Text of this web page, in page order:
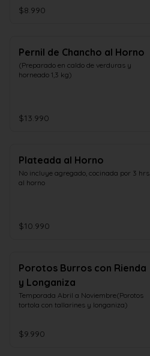
$8.990
Pernil de Chancho al Horno
(Preparado en caldo de verduras y
horneado 1,3 kg)
$13.990
Plateada al Horno
No incluye agregado, cocinada por 3 hrs.
al horno
$10.990
Porotos Burros con Rienda
y Longaniza
Temporada Abril a Noviembre(Porotos
tortola con tallarines y longaniza)
$9.990